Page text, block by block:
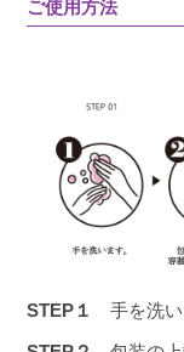
ご使用方法
STEP１
手を洗い